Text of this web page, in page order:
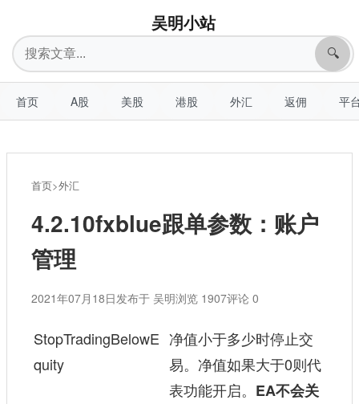
吴明小站
搜
索
🔍
首页 A股 美股 港股 外汇 返佣 平
首页>外汇
4.2.10fxblue跟单参数：账户
管理
2021年07月18日发布于 吴明浏览 1907评论 0
StopTradingBelowE
quity
净值小于多少时停止交
易。净值如果大于0则代
表功能开启。 EA不会关